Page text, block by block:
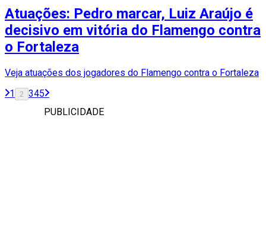
Atuações: Pedro marcar, Luiz Araújo é
decisivo em vitória do Flamengo contra
o Fortaleza
Veja atuações dos jogadores do Flamengo contra o Fortaleza
1
2 345
PUBLICIDADE